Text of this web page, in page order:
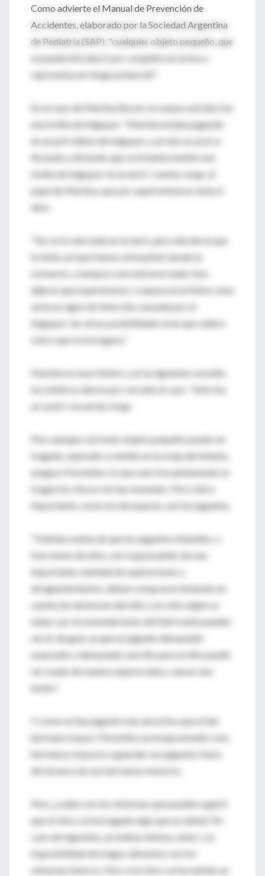
Como advierte el Manual de Prevención de
Accidentes, elaborado por la Sociedad Argentina
de Pediatría (SAP), "cualquier objeto pequeño, que
se pueda introducir por completo en la boca
representa un riesgo potencial".
En el caso de Martina Bosch, el cuerpo extraño fue
una bolita de telgopor. "Martina estaba jugando
en un puf relleno de telgopor, y al rato se acerca
llorando y diciendo que se le había metido una
bolita de telgopor en la nariz", cuenta Jorge, el
papá de Martina, que por aquel entonces tenía 4
años.
"No se le veía nada en la nariz, pero ella decía que
le dolía, así que fuimos al hospital, donde la
revisaron, y tampoco encontraron nada. Nos
dijeron que esperáramos: si aparecía la fiebre, ésta
sería un signo de infección causada por el
telgopor; las otras posibilidades eran que saliera
sola o que se la tragara."
Martina no tuvo fiebre, y en la siguiente consulta
los médicos dieron por cerrado el caso. "Sólo fue
un susto", recuerda Jorge.
Pero aunque casi todo objeto pequeño puede ser
tragado, aspirado o metido en la oreja del infante,
asegura Fiorentino, lo que más frecuentemente se
tragan los chicos son las monedas. Otro rubro
importante, como era de esperar, son los juguetes.
"Habida cuenta de que los juguetes infantiles, o
fracciones de ellos, son responsables de una
importante cantidad de aspiraciones y
atragantamientos, deben comprarse teniendo en
cuenta las destrezas del niño y no sólo según su
edad. Las recomendaciones del fabricante pueden
servir de guía, ya que un juguete demasiado
avanzado o demasiado sencillo para el niño puede
ser usado de manera equivocada y causar una
lesión."
Y como no hay juguete más atractivo que el del
hermano mayor, Fiorentino aconseja enseñar a los
hermanos mayores a guardar sus juguetes fuera
del alcance de sus hermanos menores.
Pero ¿cuáles son los síntomas que pueden sugerir
que el chico se ha tragado algo que no debía? En
caso de ingestión, un babeo intenso, dolor y la
imposibilidad de tragar alimentos son los
síntomas básicos. Pero si el chico se ha metido un